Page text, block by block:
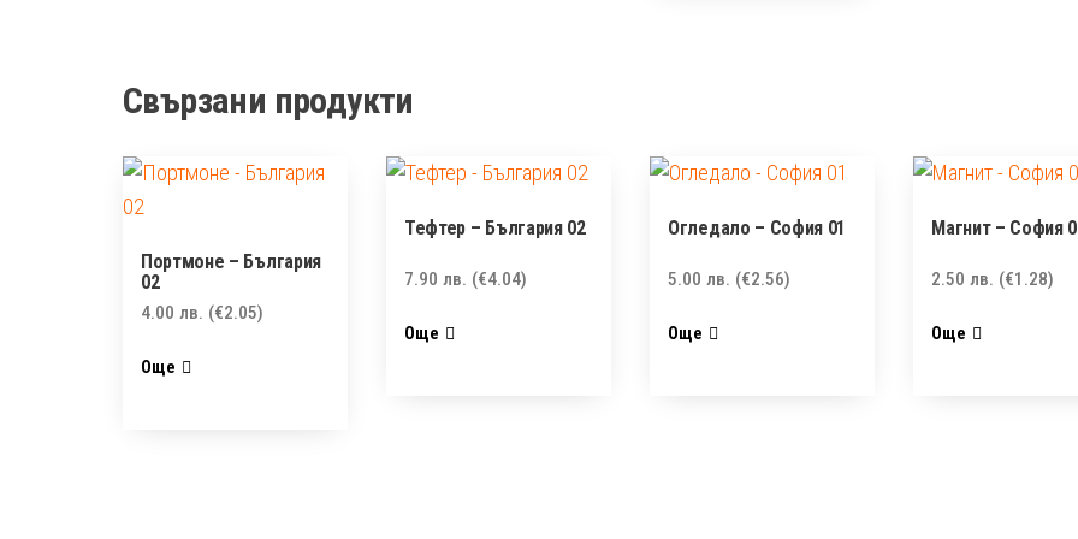
Свързани продукти
Портмоне – България
02
4.00 лв. (€2.05)
Още
Тефтер – България 02
7.90лв. (€4.04)
Още
Огледало – София 01
5.00лв. (€2.56)
Още
Магнит – София
2.50лв. (€1.28)
Още